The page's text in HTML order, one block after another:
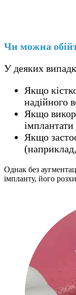
Чи можна
У деяких
Якщо
надійного
Якщо
Якщо
Однак без
імпланту, його